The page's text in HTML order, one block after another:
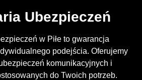
Ubezpieczeń
w Piłe to gwarancja
podejścia. Oferujemy
komunikacyjnych i
do Twoich potrzeb.